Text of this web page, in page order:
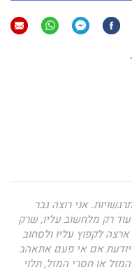
אני רוצה גבר
רק מלחשוב עליו, שרק
לקפוץ עליו ולסחוב
יודעת אם אי פעם אתאהב
או חסרי המזל, תלוי